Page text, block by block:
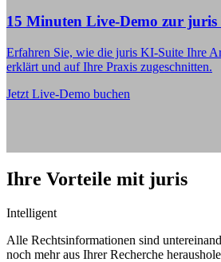
15 Minuten Live-Demo zur
Erfahren Sie, wie die juris KI-Suite Ihre
erklärt und auf Ihre Praxis zugeschnitten.
Jetzt Live-Demo buchen
Ihre Vorteile mit juris
Intelligent
Alle Rechtsinformationen sind
noch mehr aus Ihrer Recherche